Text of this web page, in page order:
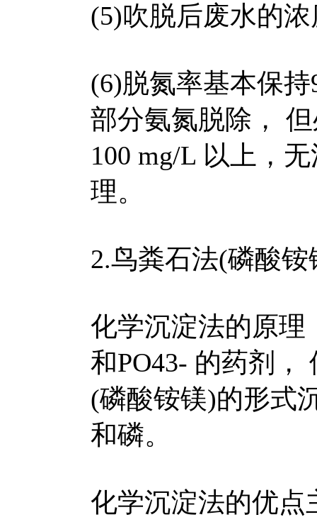
(5)吹脱后废水的
(6)脱氮率基本保
部分氨氮脱除，
100 mg/L 以上，
理。
2.鸟粪石法(磷酸
化学沉淀法的原理
和PO43- 的药剂
(磷酸铵镁)的形式
和磷。
化学沉淀法的优点